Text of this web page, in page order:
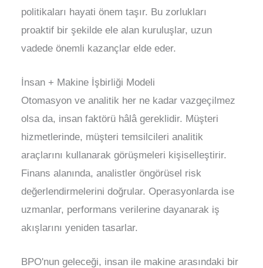
politikaları hayati önem taşır. Bu zorlukları
proaktif bir şekilde ele alan kuruluşlar, uzun
vadede önemli kazançlar elde eder.
İnsan + Makine İşbirliği Modeli
Otomasyon ve analitik her ne kadar vazgeçilmez
olsa da, insan faktörü hâlâ gereklidir. Müşteri
hizmetlerinde, müşteri temsilcileri analitik
araçlarını kullanarak görüşmeleri kişiselleştirir.
Finans alanında, analistler öngörüsel risk
değerlendirmelerini doğrular. Operasyonlarda ise
uzmanlar, performans verilerine dayanarak iş
akışlarını yeniden tasarlar.
BPO'nun geleceği, insan ile makine arasındaki bir